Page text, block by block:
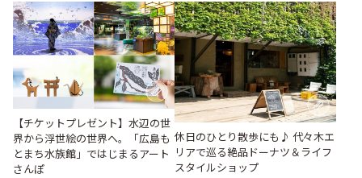
【チケットプレゼント】水辺の世
界から浮世絵の世界へ。「広島も
とまち水族館」ではじまるアート
さんぽ
休日のひとり散歩にも♪ 代々木エ
リアで巡る絶品ドーナツ＆ライフ
スタイルショップ